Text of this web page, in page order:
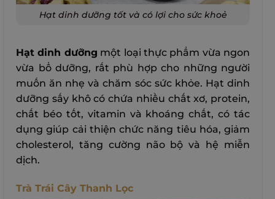
Hạt dinh dưỡng tốt và có lợi cho sức khoẻ
Hạt dinh dưỡng một loại thực phẩm vừa ngon
vừa bổ dưỡng, rất phù hợp cho những người
muốn ăn nhẹ và chăm sóc sức khỏe. Hạt dinh
dưỡng sấy khô có chứa nhiều chất xơ, protein,
chất béo tốt, vitamin và khoáng chất, có tác
dụng giúp cải thiện chức năng tiêu hóa, giảm
cholesterol, tăng cường não bộ và hệ miễn
dịch.
Trà Trái Cây Thanh Lọc